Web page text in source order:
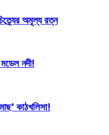
অমূল্য রত্ন
নদী!
কাঠখলিসা!